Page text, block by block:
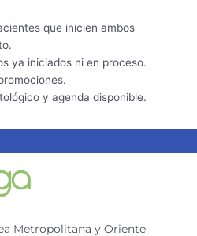
que inicien ambos
ya iniciados ni en proceso.
y agenda disponible.
Metropolitana y Oriente